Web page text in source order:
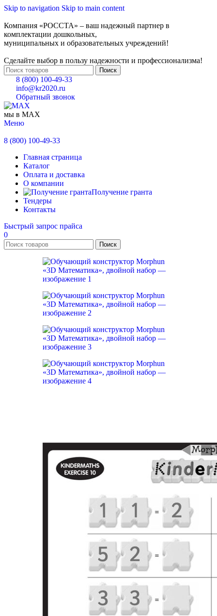
Skip to navigation Skip to main content
Компания «РОССТА» – ваш надежный партнер в
комплектации дошкольных,
муниципальных и образовательных учреждений!
Сделайте выбор в пользу надежности и профессионализма!
Поиск
8 (800) 100-49-33
info@kr2020.ru
Обратный звонок
мы в MAX
Меню
8 (800) 100-49-33
Главная страница
Каталог
Оплата и доставка
О компании
Получение гранта
Тендеры
Контакты
Быстрый запрос прайса
0
Поиск